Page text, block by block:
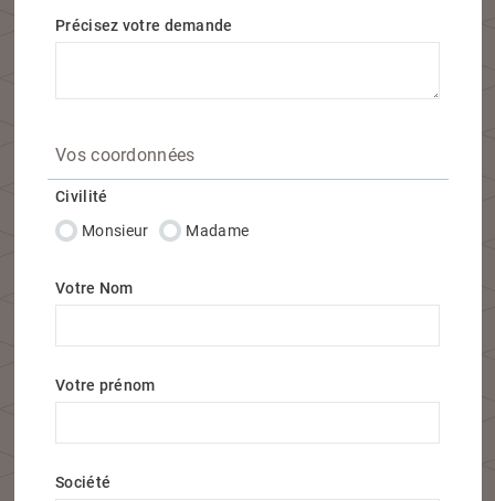
Précisez votre demande
Vos coordonnées
Civilité
Monsieur
Madame
Votre Nom
Votre prénom
Société